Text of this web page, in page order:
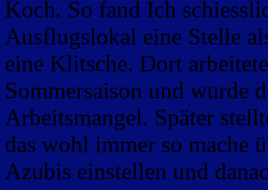
Koch. So fand Ich
Ausflugslokal eine Stelle
eine Klitsche. Dort
Sommersaison und wurde
Arbeitsmangel. Später
das wohl immer so mache
Azubis einstellen und